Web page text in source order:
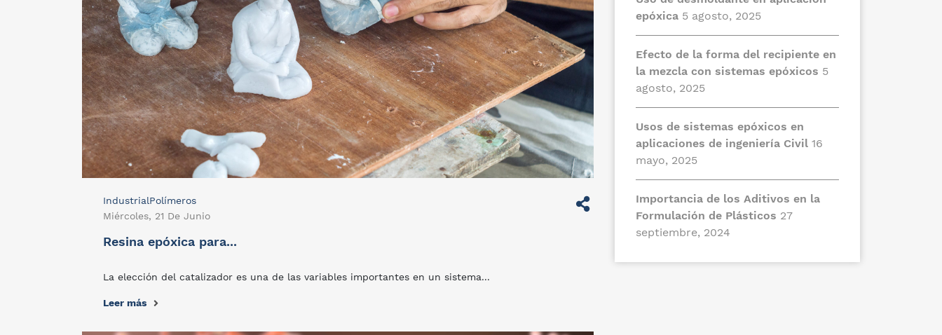
IndustrialPolímeros
Miércoles, 21 De Junio
Resina epóxica para...
La elección del catalizador es una de las variables importantes en un sistema...
Leer más
epóxica 5 agosto, 2025
Efecto de la forma del recipiente en
la mezcla con sistemas epóxicos 5
agosto, 2025
Usos de sistemas epóxicos en
aplicaciones de ingeniería Civil 16
mayo, 2025
Importancia de los Aditivos en la
Formulación de Plásticos 27
septiembre, 2024